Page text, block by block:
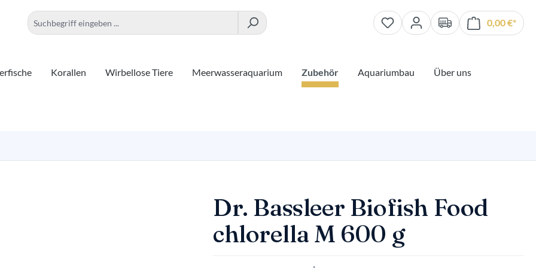
0,00 €*
Korallen Wirbellose Tiere Meerwasseraquarium Zubehör Aquariumbau
Über uns
Dr. Bassleer Biofish Food
chlorella M 600 g